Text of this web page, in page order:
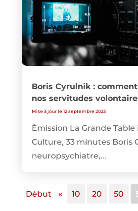
Boris Cyrulnik :
nos servitudes
Mise à jour le 12 septembre 2023
Émission La Grande Table
Culture, 33 minutes Boris
neuropsychiatre,...
Début « 10 20 50